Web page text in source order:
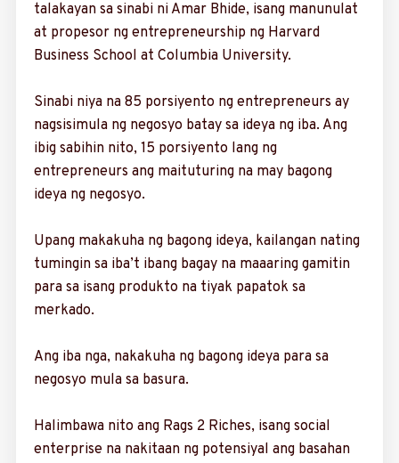
talakayan sa sinabi ni Amar Bhide, isang manunulat
at propesor ng entrepreneurship ng Harvard
Business School at Columbia University.
Sinabi niya na 85 porsiyento ng entrepreneurs ay
nagsisimula ng negosyo batay sa ideya ng iba. Ang
ibig sabihin nito, 15 porsi­yento lang ng
entrepreneurs ang maituturing na may bagong
ideya ng negosyo.
Upang makakuha ng bagong ideya, kailangan nating
tumingin sa iba’t ibang bagay na maaa­ring gamitin
para sa isang produkto na tiyak papatok sa
merkado.
Ang iba nga, nakakuha ng bagong ideya para sa
negosyo mula sa basura.
Halimbawa nito ang Rags 2 Riches, isang social
enterprise na nakitaan ng potensiyal ang basahan